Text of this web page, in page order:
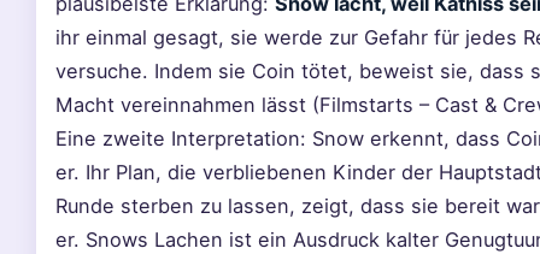
ihr einmal gesagt, sie werde zur Gefahr für jedes
versuche. Indem sie Coin tötet, beweist sie, dass
Macht vereinnahmen lässt (Filmstarts – Cast &
Eine zweite Interpretation: Snow erkennt, dass
er. Ihr Plan, die verbliebenen Kinder der
Runde sterben zu lassen, zeigt, dass sie bereit
er. Snows Lachen ist ein Ausdruck kalter